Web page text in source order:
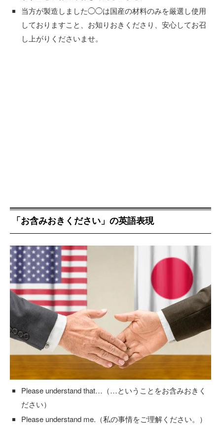
当方が製造しました◯◯は国産の材料のみを厳選し使用
しておりますこと、お知りおきくださり、安心してお召
し上がりくださいませ。
「お含みおきください」の英語表現
Please understand that…（…ということをお含みおきく
ださい）
Please understand me.（私の事情をご理解ください。）